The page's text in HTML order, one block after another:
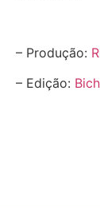
– Produção:
– Edição: